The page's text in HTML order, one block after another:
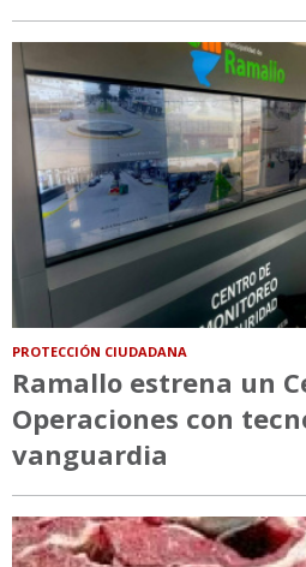
PROTECCIÓN CIUDADANA
Ramallo estrena un
Operaciones con
vanguardia